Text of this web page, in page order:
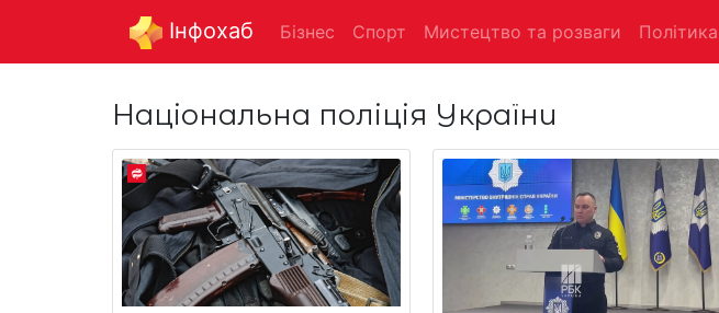
Інфохаб Бізнес Спорт Мистецтво та розваги Політика
Національна поліція України